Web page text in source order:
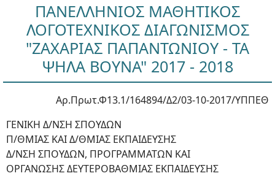
ΠΑΝΕΛΛΗΝΙΟΣ ΜΑΘΗΤΙΚΟΣ
ΛΟΓΟΤΕΧΝΙΚΟΣ ΔΙΑΓΩΝΙΣΜΟΣ
"ΖΑΧΑΡΙΑΣ ΠΑΠΑΝΤΩΝΙΟΥ - ΤΑ
ΨΗΛΑ ΒΟΥΝΑ" 2017 - 2018
Αρ.Πρωτ.Φ13.1/164894/Δ2/03-10-2017/ΥΠΠΕΘ
ΓΕΝΙΚΗ Δ/ΝΣΗ ΣΠΟΥΔΩΝ
Π/ΘΜΙΑΣ ΚΑΙ Δ/ΘΜΙΑΣ ΕΚΠΑΙΔΕΥΣΗΣ
Δ/ΝΣΗ ΣΠΟΥΔΩΝ, ΠΡΟΓΡΑΜΜΑΤΩΝ ΚΑΙ
ΟΡΓΑΝΩΣΗΣ ΔΕΥΤΕΡΟΒΑΘΜΙΑΣ ΕΚΠΑΙΔΕΥΣΗΣ